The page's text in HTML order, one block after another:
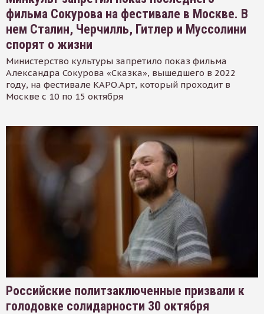
фильма Сокурова на фестивале в Москве. В
нем Сталин, Черчилль, Гитлер и Муссолини
спорят о жизни
Министерство культуры запретило показ фильма
Александра Сокурова «Сказка», вышедшего в 2022
году, на фестивале КАРО.Арт, который проходит в
Москве с 10 по 15 октября
Российские политзаключенные призвали к
голодовке солидарности 30 октября